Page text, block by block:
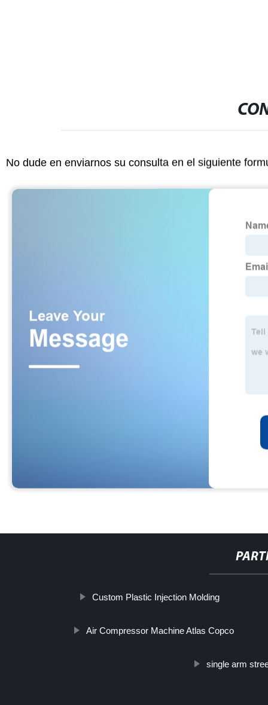
No dude en enviarnos su consulta en el siguiente
Custom Plastic Injection Molding
Air Compressor Machine Atlas Copco
single arm